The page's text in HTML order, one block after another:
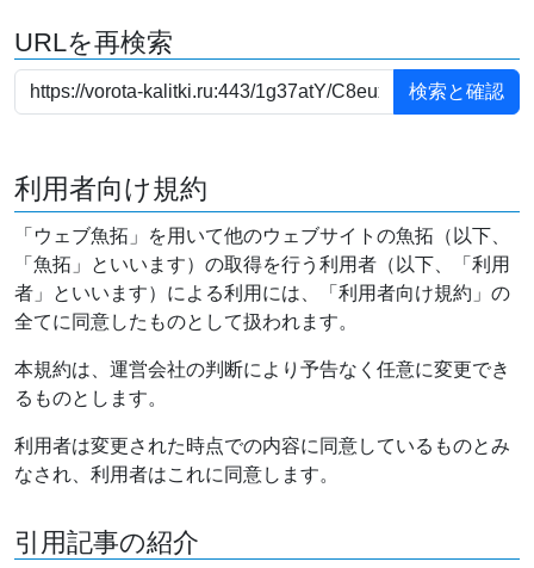
URLを再検索
利用者向け規約
「ウェブ魚拓」を用いて他のウェブサイトの魚拓（以下、
「魚拓」といいます）の取得を行う利用者（以下、「利用
者」といいます）による利用には、「利用者向け規約」の
全てに同意したものとして扱われます。
本規約は、運営会社の判断により予告なく任意に変更でき
るものとします。
利用者は変更された時点での内容に同意しているものとみ
なされ、利用者はこれに同意します。
引用記事の紹介